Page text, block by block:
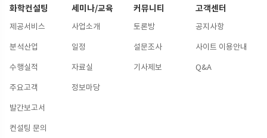
화학컨설팅
제공서비스
분석산업
수행실적
주요고객
발간보고서
컨설팅 문의
세미나/교육
사업소개
일정
자료실
정보마당
커뮤니티
토론방
설문조사
기사제보
고객센터
공지사항
사이트 이용안내
Q&A